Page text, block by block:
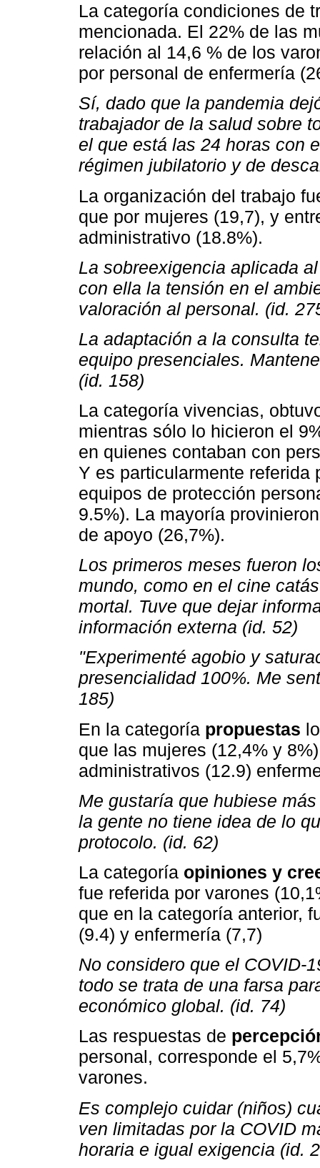
La categoría condiciones de
mencionada. El 22% de las
relación al 14,6 % de los
por personal de enfermería
Sí, dado que la pandemia
trabajador de la salud sobre
el que está las 24 horas con
régimen jubilatorio y de
La organización del trabajo
que por mujeres (19,7), y
administrativo (18.8%).
La sobreexigencia aplicada
con ella la tensión en el
valoración al personal. (id.
La adaptación a la consulta
equipo presenciales.
(id. 158)
La categoría vivencias,
mientras sólo lo hicieron el
en quienes contaban con
Y es particularmente referida
equipos de protección
9.5%). La mayoría
de apoyo (26,7%).
Los primeros meses fueron
mundo, como en el cine
mortal. Tuve que dejar
información externa (id. 52)
"Experimenté agobio y
presencialidad 100%. Me
185)
En la categoría propuestas
que las mujeres (12,4% y
administrativos (12.9)
Me gustaría que hubiese
la gente no tiene idea de lo
protocolo. (id. 62)
La categoría opiniones y
fue referida por varones
que en la categoría anterior,
(9.4) y enfermería (7,7)
No considero que el COVID-
todo se trata de una farsa
económico global. (id. 74)
Las respuestas de
personal, corresponde el
varones.
Es complejo cuidar (niños)
ven limitadas por la COVID
horaria e igual exigencia (id.